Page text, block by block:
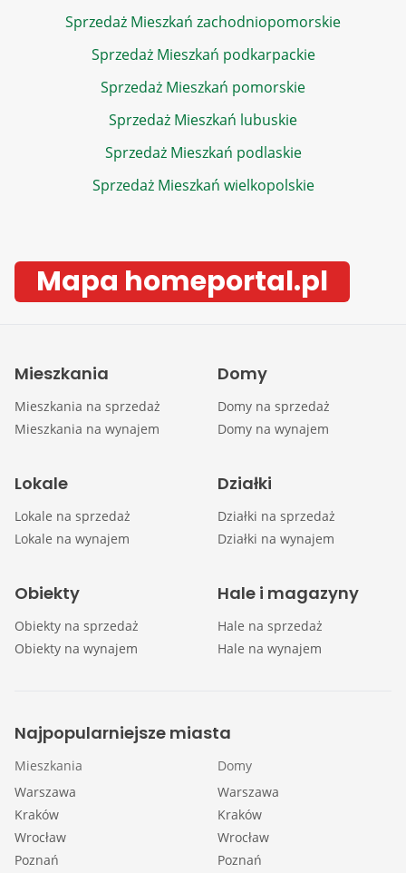
Sprzedaż Mieszkań zachodniopomorskie
Sprzedaż Mieszkań podkarpackie
Sprzedaż Mieszkań pomorskie
Sprzedaż Mieszkań lubuskie
Sprzedaż Mieszkań podlaskie
Sprzedaż Mieszkań wielkopolskie
Mapa homeportal.pl
Mieszkania
Mieszkania na sprzedaż
Mieszkania na wynajem
Domy
Domy na sprzedaż
Domy na wynajem
Lokale
Lokale na sprzedaż
Lokale na wynajem
Działki
Działki na sprzedaż
Działki na wynajem
Obiekty
Obiekty na sprzedaż
Obiekty na wynajem
Hale i magazyny
Hale na sprzedaż
Hale na wynajem
Najpopularniejsze miasta
Mieszkania
Warszawa
Kraków
Wrocław
Poznań
Domy
Warszawa
Kraków
Wrocław
Poznań